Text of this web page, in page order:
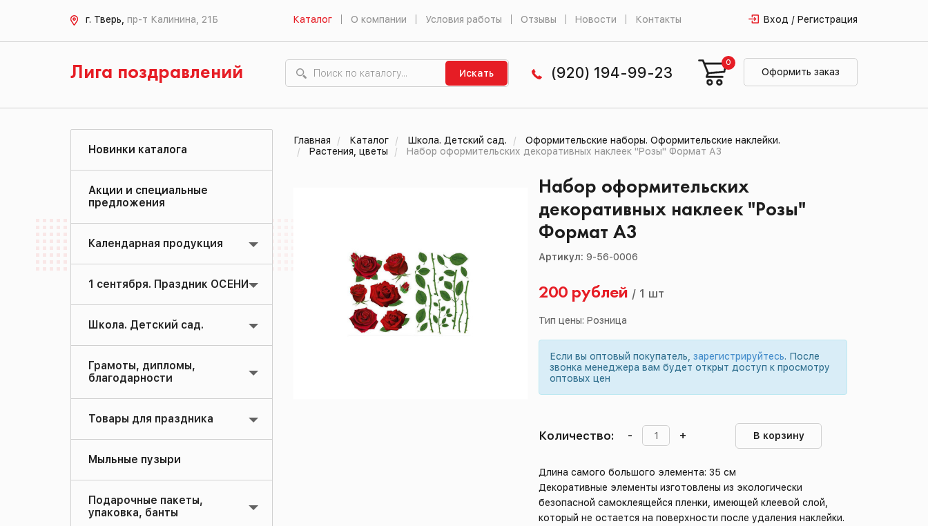
г. Тверь, пр-т Калинина, 21Б Каталог О компании Условия работы Отзывы Новости Контакты Вход / Регистрация
Лига поздравлений Искать (920) 194-99-23 Оформить заказ
0
Новинки каталога
Акции и специальные
предложения
Календарная продукция
1 сентября. Праздник ОСЕНИ
Школа. Детский сад.
Грамоты, дипломы,
благодарности
Товары для праздника
Мыльные пузыри
Подарочные пакеты,
упаковка, банты
Главная Каталог Школа. Детский сад.
Оформительские наборы. Оформительские наклейки.
Растения, цветы
Набор оформительских декоративных наклеек "Розы" Формат А3
Набор оформительских
декоративных наклеек "Розы"
Формат А3
Артикул:9-56-0006
200 рублей / 1 шт
Тип цены: Розница
Если вы оптовый покупатель,зарегистрируйтесь. После
звонка менеджера вам будет открыт доступ к просмотру
оптовых цен
Количество: - + В корзину
Длина самого большого элемента: 35 см
Декоративные элементы изготовлены из экологически
безопасной самоклеящейся пленки, имеющей клеевой слой,
который не остается на поверхности после удаления наклейки.